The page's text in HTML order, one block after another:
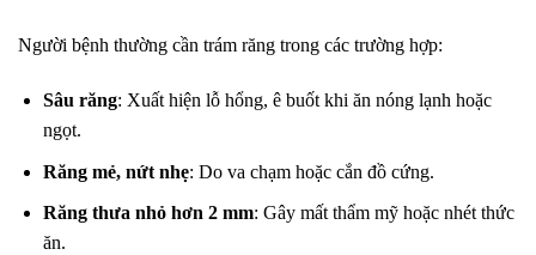
Người bệnh thường cần trám răng trong các trường hợp:
Sâu răng: Xuất hiện lỗ hổng, ê buốt khi ăn nóng lạnh hoặc
ngọt.
Răng mẻ, nứt nhẹ: Do va chạm hoặc cắn đồ cứng.
Răng thưa nhỏ hơn 2 mm: Gây mất thẩm mỹ hoặc nhét thức
ăn.